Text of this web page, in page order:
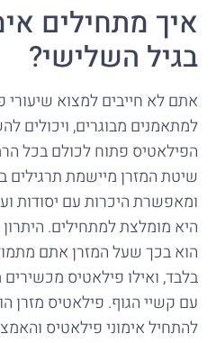
איך מתחילים
בגיל השלישי?
אתם לא חייבים למצוא שיעורי
למתאמנים מבוגרים, ויכולים
הפילאטיס פתוח לכולם בכל
שיטת המזרן מיישמת תרגילים
ומאפשרת היכרות עם יסודות
היא מומלצת למתחילים.
הוא בכך שעל המזרן אתם
בלבד, ואילו פילאטיס
עם קשיי הגוף. פילאטיס מזרן
להתחיל אימוני פילאטיס